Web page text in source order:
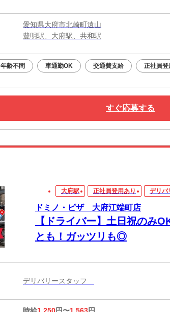
愛知県大府市北崎町遠山
豊明駅、大府駅、共和駅
年齢不問 車通勤OK 交通費支給 正社員登
すぐ応募する
大府駅 正社員登用あり デリバ
ドミノ・ピザ 大府江端町店
【ドライバー】土日祝のみ
とも！ガッツリも◎
デリバリースタッフ